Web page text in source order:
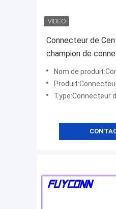
Connecteur de
champion de
de Pin RJ21 IDC
TYCO 180
Nom de
Type:Connecteur